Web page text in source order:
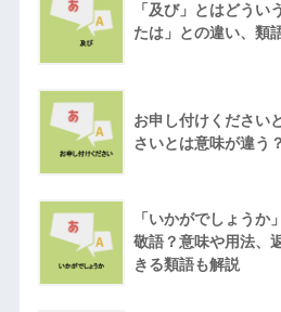
「及び」とはどうい
たは」との違い、類
お申し付けください
さいとは意味が違う
「いかがでしょうか
敬語？意味や用法、
きる類語も解説